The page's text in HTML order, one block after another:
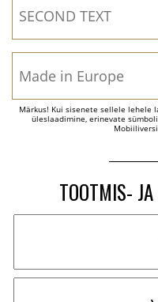
Märkus! Kui sisenete sellele
üleslaadimine, erinevate
TOOTMIS-